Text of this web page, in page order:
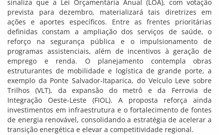
sinaliza que a Lei Orçamentária Anual (LOA), com votação
prevista para dezembro, materializará tais diretrizes em
ações e aportes específicos. Entre as frentes prioritárias
definidas constam a ampliação dos serviços de saúde, o
reforço na segurança pública e o impulsionamento de
programas assistenciais, além de incentivos à geração de
emprego e renda. O planejamento contempla obras
estruturantes de mobilidade e logística de grande porte, a
exemplo da Ponte Salvador-Itaparica, do Veículo Leve sobre
Trilhos (VLT), da expansão do metrô e da Ferrovia de
Integração Oeste-Leste (FIOL). A proposta reforça ainda
investimentos em infraestrutura e o fortalecimento de fontes
de energia renovável, consolidando a estratégia de acelerar a
transição energética e elevar a competitividade regional.